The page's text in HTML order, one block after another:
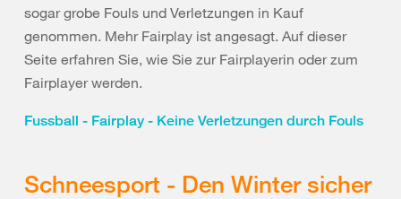
sogar grobe Fouls und Verletzungen in Kauf
genommen. Mehr Fairplay ist angesagt. Auf dieser
Seite erfahren Sie, wie Sie zur Fairplayerin oder zum
Fairplayer werden.
Fussball - Fairplay - Keine Verletzungen durch Fouls
Schneesport - Den Winter sicher